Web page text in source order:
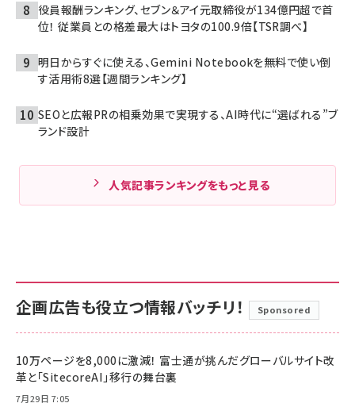
役員報酬ランキング、セブン＆アイ元取締役が134億円超で首
位！ 従業員との格差最大はトヨタの100.9倍【TSR調べ】
明日からすぐに使える、Gemini Notebookを無料で使い倒
す活用術8選【週間ランキング】
SEOと広報PRの相乗効果で実現する、AI時代に“選ばれる”ブ
ランド設計
人気記事ランキングをもっと見る
企画広告も役立つ情報バッチリ！ Sponsored
10万ページを8,000に激減！ 富士通が挑んだグローバルサイト改
革と「SitecoreAI」移行の舞台裏
7月29日 7:05